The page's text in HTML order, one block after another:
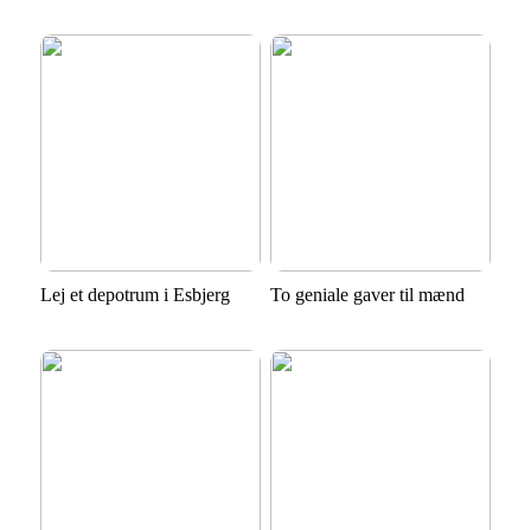
Lej et depotrum i Esbjerg To geniale gaver til mænd